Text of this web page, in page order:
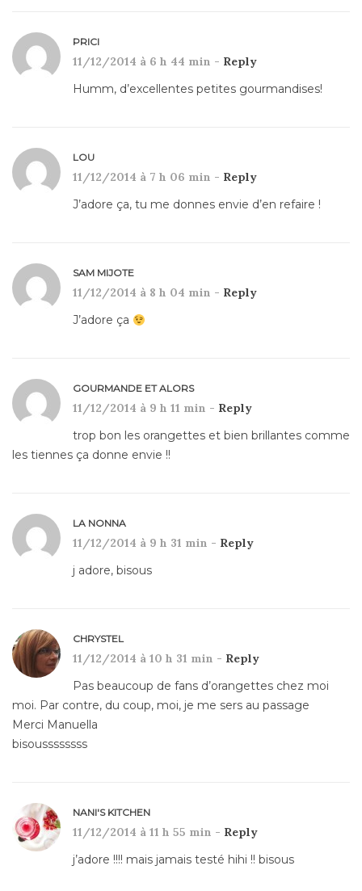
PRICI
11/12/2014 à 6 h 44 min - Reply
Humm, d’excellentes petites gourmandises!
LOU
11/12/2014 à 7 h 06 min - Reply
J’adore ça, tu me donnes envie d’en refaire !
SAM MIJOTE
11/12/2014 à 8 h 04 min - Reply
J’adore ça
GOURMANDE ET ALORS
11/12/2014 à 9 h 11 min - Reply
trop bon les orangettes et bien brillantes comme
les tiennes ça donne envie !!
LA NONNA
11/12/2014 à 9 h 31 min - Reply
j adore, bisous
CHRYSTEL
11/12/2014 à 10 h 31 min - Reply
Pas beaucoup de fans d’orangettes chez moi
moi. Par contre, du coup, moi, je me sers au passage
Merci Manuella
bisoussssssss
NANI'S KITCHEN
11/12/2014 à 11 h 55 min - Reply
j’adore !!!! mais jamais testé hihi !! bisous